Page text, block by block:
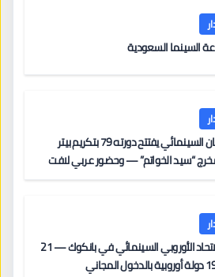
السينما السعودية
مهرجان كان السينمائي يفتتح دورته 79 بتكريم بيتر
“سيد الخواتم” — وحضور عربي لافت
مهرجان الاتحاد الأوروبي السينمائي في بانكوك — 21